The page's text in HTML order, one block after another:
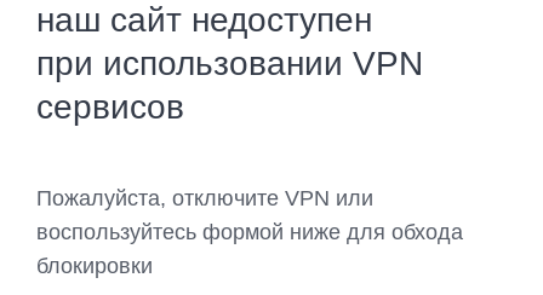
наш сайт недоступен
при использовании VPN
сервисов
Пожалуйста, отключите VPN или
воспользуйтесь формой ниже для обхода
блокировки